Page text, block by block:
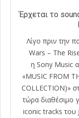
Έρχεται το
Λίγο πριν την
Wars – The
η Sony Music
«MUSIC FROM
COLLECTION)»
τώρα διαθέσιμο
iconic tracks του